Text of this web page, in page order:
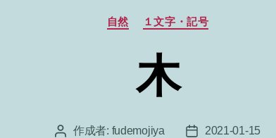
カ
テ
リ
ー
自然 １文字・記号
木
投 作成者: fudemojiya
投
2021-01-15